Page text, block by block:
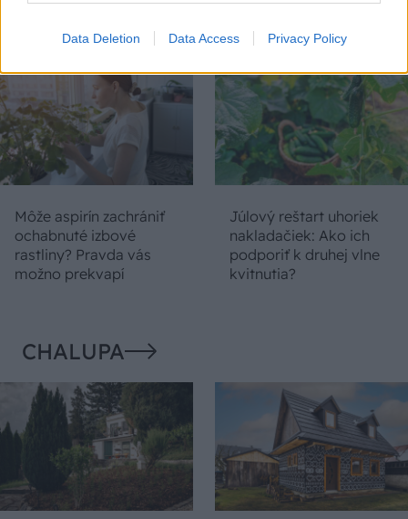
Data Deletion Data Access Privacy Policy
Môže aspirín zachrániť
ochabnuté izbové
rastliny? Pravda vás
možno prekvapí
Júlový reštart uhoriek
nakladačiek: Ako ich
podporiť k druhej vlne
kvitnutia?
CHALUPA